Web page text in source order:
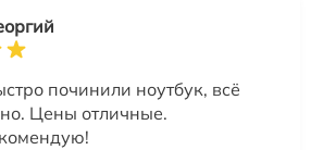
починили ноутбук, всё
Цены отличные.